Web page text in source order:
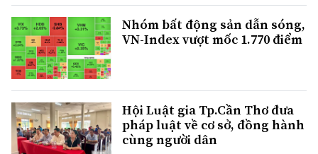
Nhóm bất động sản dẫn sóng,
VN-Index vượt mốc 1.770 điểm
Hội Luật gia Tp.Cần Thơ đưa
pháp luật về cơ sở, đồng hành
cùng người dân